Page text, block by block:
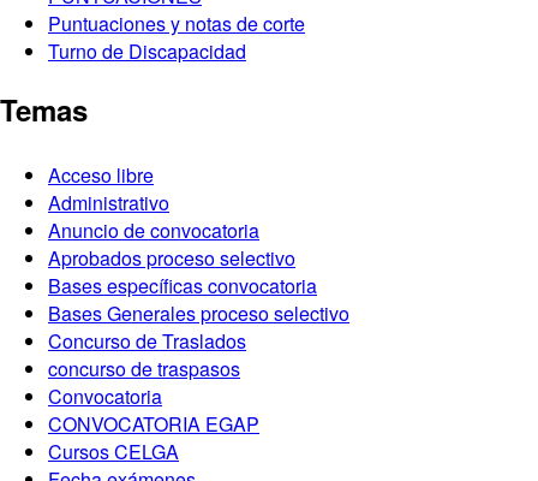
Puntuaciones y notas de corte
Turno de Discapacidad
Temas
Acceso libre
Administrativo
Anuncio de convocatoria
Aprobados proceso selectivo
Bases específicas convocatoria
Bases Generales proceso selectivo
Concurso de Traslados
concurso de traspasos
Convocatoria
CONVOCATORIA EGAP
Cursos CELGA